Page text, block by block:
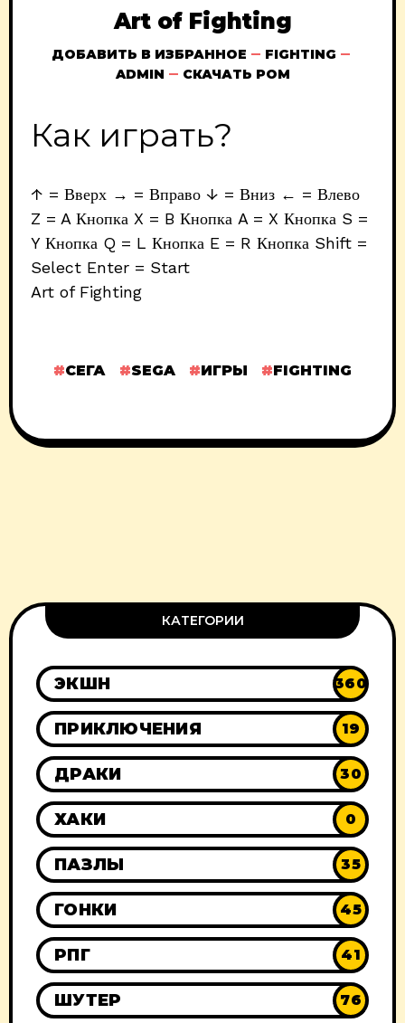
Art of Fighting
ДОБАВИТЬ В ИЗБРАННОЕ
FIGHTING
ADMIN
СКАЧАТЬ РОМ
Как играть?
↑ = Вверх → = Вправо ↓ = Вниз ← = Влево
Z = A Кнопка X = B Кнопка A = X Кнопка S =
Y Кнопка Q = L Кнопка E = R Кнопка Shift =
Select Enter = Start
Art of Fighting
СЕГА SEGA ИГРЫ FIGHTING
КАТЕГОРИИ
ЭКШН 360
ПРИКЛЮЧЕНИЯ 19
ДРАКИ 30
ХАКИ 0
ПАЗЛЫ 35
ГОНКИ 45
РПГ 41
ШУТЕР 76